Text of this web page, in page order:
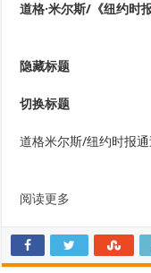
道格·米尔斯/《纽约时
隐藏标题
切换标题
道格米尔斯/纽约时报
阅读更多